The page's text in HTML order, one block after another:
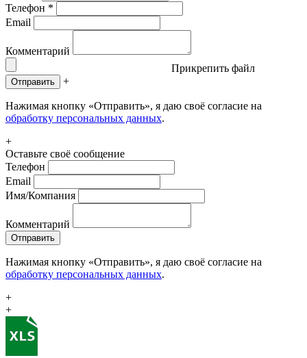
Телефон *
Email
Комментарий
Прикрепить файл
Отправить +
Нажимая кнопку «Отправить», я даю своё согласие на
обработку персональных данных.
+
Оставьте своё сообщение
Телефон
Email
Имя/Компания
Комментарий
Отправить
Нажимая кнопку «Отправить», я даю своё согласие на
обработку персональных данных.
+
+